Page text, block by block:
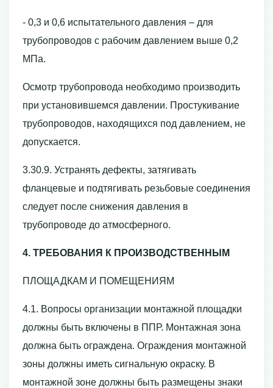
- 0,3 и 0,6 испытательного давления – для
трубопроводов с рабочим давлением выше 0,2
МПа.
Осмотр трубопровода необходимо производить
при установившемся давлении. Простукивание
трубопроводов, находящихся под давлением, не
допускается.
3.30.9. Устранять дефекты, затягивать
фланцевые и подтягивать резьбовые соединения
следует после снижения давления в
трубопроводе до атмосферного.
4. ТРЕБОВАНИЯ К ПРОИЗВОДСТВЕННЫМ
ПЛОЩАДКАМ И ПОМЕЩЕНИЯМ
4.1. Вопросы организации монтажной площадки
должны быть включены в ППР. Монтажная зона
должна быть ограждена. Ограждения монтажной
зоны должны иметь сигнальную окраску. В
монтажной зоне должны быть размещены знаки